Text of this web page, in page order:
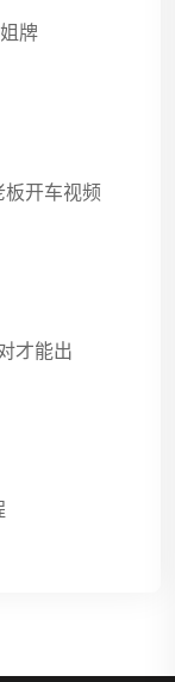
牌
板开车视频
才能出